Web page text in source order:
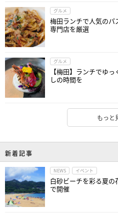
グルメ
梅田ランチで人気のパ
専門店を厳選
グルメ
【梅田】ランチでゆ
しの時間を
もっと
新着記事
NEWS イベント
白砂ビーチを彩る夏の
で開催